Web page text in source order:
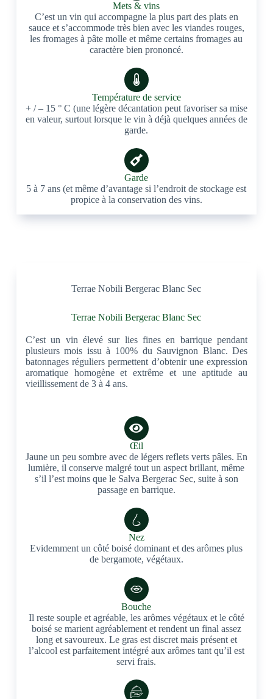
Mets & vins
C’est un vin qui accompagne la plus part des plats en
sauce et s’accommode très bien avec les viandes rouges,
les fromages à pâte molle et même certains fromages au
caractère bien prononcé.
Température de service
+ / – 15 ° C (une légère décantation peut favoriser sa mise
en valeur, surtout lorsque le vin à déjà quelques années de
garde.
Garde
5 à 7 ans (et même d’avantage si l’endroit de stockage est
propice à la conservation des vins.
Terrae Nobili Bergerac Blanc Sec
Terrae Nobili Bergerac Blanc Sec
C’est un vin élevé sur lies fines en barrique pendant
plusieurs mois issu à 100% du Sauvignon Blanc. Des
batonnages réguliers permettent d’obtenir une expression
aromatique homogène et extrême et une aptitude au
vieillissement de 3 à 4 ans.
Œil
Jaune un peu sombre avec de légers reflets verts pâles. En
lumière, il conserve malgré tout un aspect brillant, même
s’il l’est moins que le Salva Bergerac Sec, suite à son
passage en barrique.
Nez
Evidemment un côté boisé dominant et des arômes plus
de bergamote, végétaux.
Bouche
Il reste souple et agréable, les arômes végétaux et le côté
boisé se marient agréablement et rendent un final assez
long et savoureux. Le gras est discret mais présent et
l’alcool est parfaitement intégré aux arômes tant qu’il est
servi frais.